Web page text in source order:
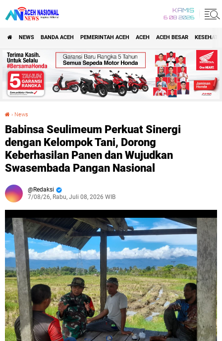
KAMIS
6 08 2026
NEWS BANDA ACEH PEMERINTAH ACEH ACEH ACEH BESAR
› News
Babinsa Seulimeum Perkuat Sinergi
dengan Kelompok Tani, Dorong
Keberhasilan Panen dan Wujudkan
Swasembada Pangan Nasional
Redaksi
7/08/26, Rabu, Juli 08, 2026 WIB